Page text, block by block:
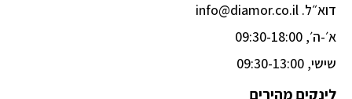
f דוא״ל. info@diamor.co.il
א׳-ה׳, 09:30-18:00
שישי, 09:30-13:00
לינקים מהירים